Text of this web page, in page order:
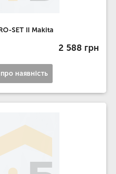
SET II Makita
2 588 грн
наявність